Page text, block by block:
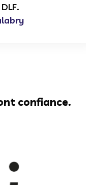
confiance.